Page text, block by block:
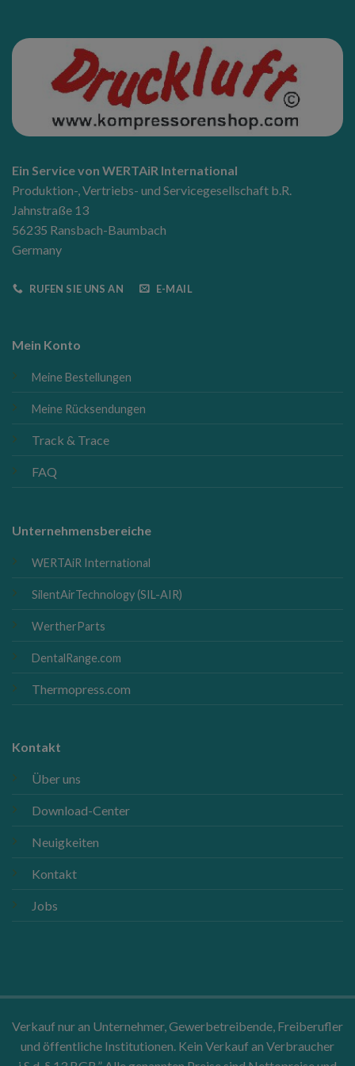
Ein Service von WERTAiR International
Produktion-, Vertriebs- und Servicegesellschaft b.R.
Jahnstraße 13
56235 Ransbach-Baumbach
Germany
RUFEN SIE UNS AN E-MAIL
Mein Konto
Meine Bestellungen
Meine Rücksendungen
Track & Trace
FAQ
Unternehmensbereiche
WERTAiR International
SilentAirTechnology (SIL-AIR)
WertherParts
DentalRange.com
Thermopress.com
Kontakt
Über uns
Download-Center
Neuigkeiten
Kontakt
Jobs
Verkauf nur an Unternehmer, Gewerbetreibende, Freiberufler
und öffentliche Institutionen. Kein Verkauf an Verbraucher